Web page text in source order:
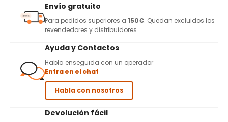
Envío gratuito
Para pedidos superiores a 150€. Quedan excluidos los
revendedores y distribuidores.
Ayuda y Contactos
Habla enseguida con un operador
Entra en el chat
Habla con nosotros
Devolución fácil